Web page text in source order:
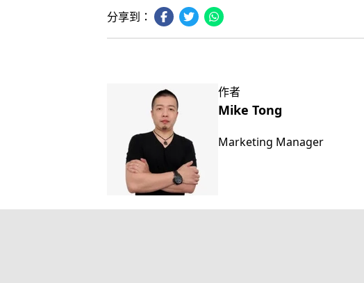
分享到：
作者
Mike Tong
Marketing Manager